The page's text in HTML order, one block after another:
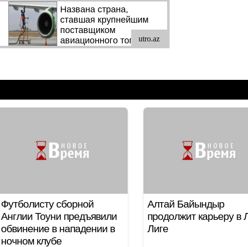
Футболисту сборной
Англии Тоуни предъявили
обвинение в нападении в
ночном клубе
Алтай Байындыр
продолжит карьеру в
Лиге